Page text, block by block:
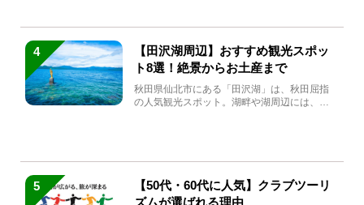
4
【田沢湖周辺】おすすめ観光スポッ
ト8選！絶景からお土産まで
秋田県仙北市にある「田沢湖」は、秋田屈指
の人気観光スポット。湖畔や湖周辺には、田
5
【50代・60代に人気】クラブツーリ
ズムが選ばれる理由